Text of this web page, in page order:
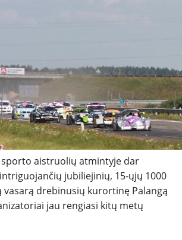
NAUJIENOS
TESTAI
NAUJI
NAUDOTI
REPORTAŽAI
aistruolių atmintyje dar
jubiliejinių, 15-ųjų 1000
vasarą drebinusių kurortinę Palangą
jau rengiasi kitų metų